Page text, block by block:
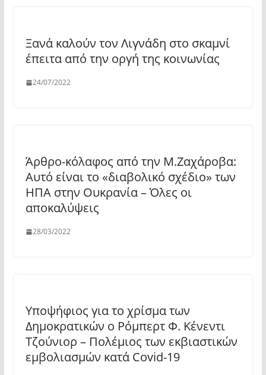
Ξανά καλούν τον Λιγνάδη στο σκαμνί
έπειτα από την οργή της κοινωνίας
24/07/2022
Άρθρο-κόλαφος από την Μ.Ζαχάροβα:
Αυτό είναι το «διαβολικό σχέδιο» των
ΗΠΑ στην Ουκρανία – Όλες οι
αποκαλύψεις
28/03/2022
Υποψήφιος για το χρίσμα των
Δημοκρατικών ο Ρόμπερτ Φ. Κένεντι
Τζούνιορ – Πολέμιος των εκβιαστικών
εμβολιασμών κατά Covid-19